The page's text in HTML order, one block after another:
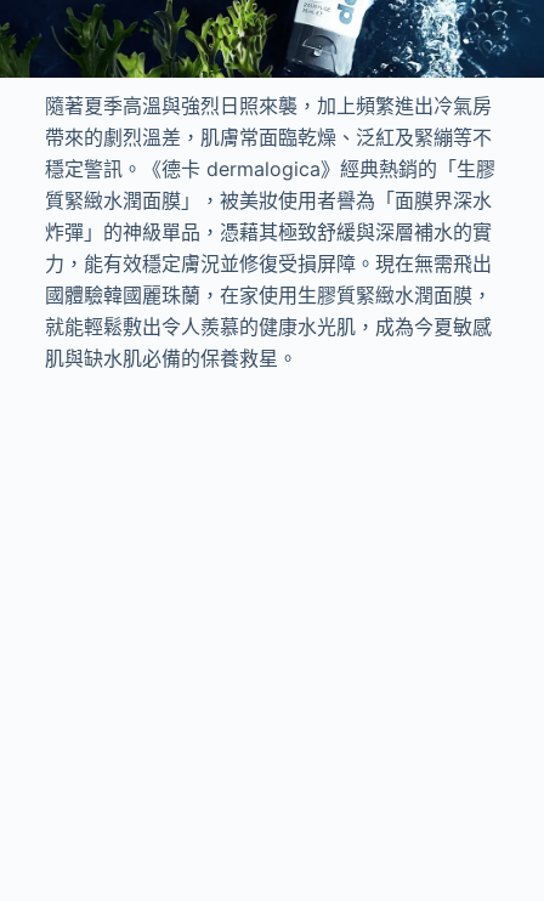
隨著夏季高溫與強烈日照來襲，加上頻繁進出冷氣房
帶來的劇烈溫差，肌膚常面臨乾燥、泛紅及緊繃等不
穩定警訊。《德卡 dermalogica》經典熱銷的「生膠
質緊緻水潤面膜」，被美妝使用者譽為「面膜界深水
炸彈」的神級單品，憑藉其極致舒緩與深層補水的實
力，能有效穩定膚況並修復受損屏障。現在無需飛出
國體驗韓國麗珠蘭，在家使用生膠質緊緻水潤面膜，
就能輕鬆敷出令人羨慕的健康水光肌，成為今夏敏感
肌與缺水肌必備的保養救星。